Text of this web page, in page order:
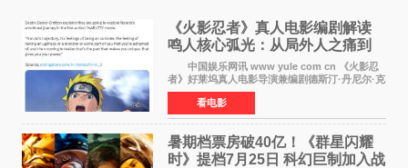
《火影忍者》真人电影编剧解读
鸣人核心弧光：从局外人之痛到
自我觉醒
中国娱乐网讯 www yule com cn 《火影忍
者》好莱坞真人电影导演兼编剧德斯汀·丹尼尔·克
雷顿近日在采访中分享了对主角鸣人成长弧光的
理解，透露电影将深入探索鸣人作为局外人的情
感历程。
看电影
暑期档票房破40亿！《群星闪耀
时》提档7月25日 科幻巨制加入战